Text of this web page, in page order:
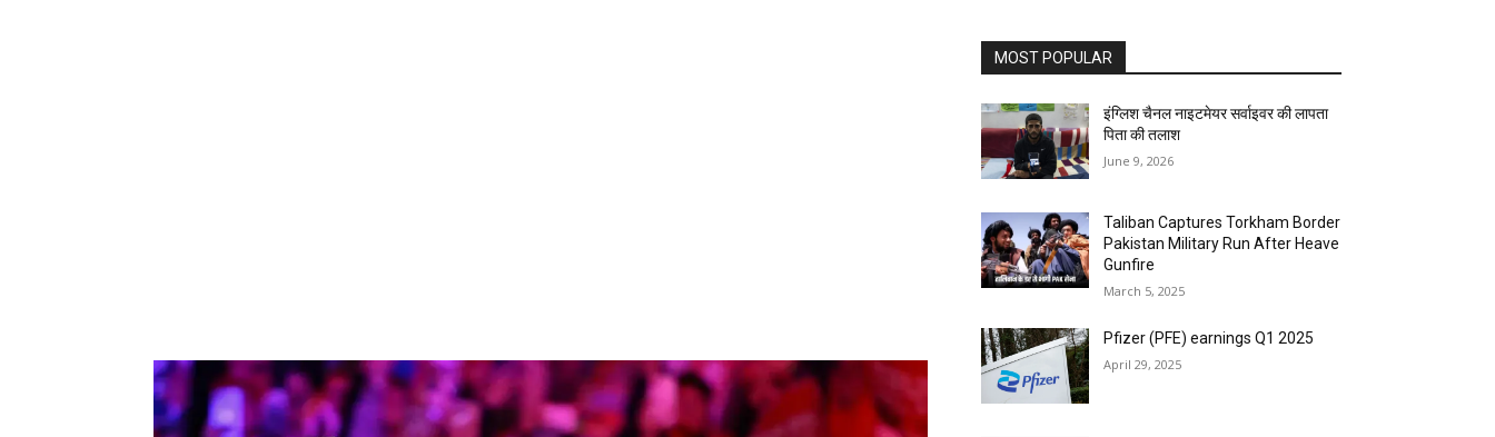
MOST POPULAR
इंग्लिश चैनल नाइटमेयर सर्वाइवर की लापता
पिता की तलाश
June 9, 2026
Taliban Captures Torkham Border
Pakistan Military Run After Heave
Gunfire
March 5, 2025
Pfizer (PFE) earnings Q1 2025
April 29, 2025